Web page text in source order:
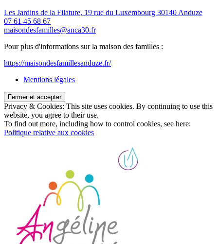
Les Jardins de la Filature, 19 rue du Luxembourg 30140 Anduze
07 61 45 68 67
maisondesfamilles@anca30.fr
Pour plus d'informations sur la maison des familles :
https://maisondesfamillesanduze.fr/
Mentions légales
Privacy & Cookies: This site uses cookies. By continuing to use this
website, you agree to their use.
To find out more, including how to control cookies, see here:
Politique relative aux cookies